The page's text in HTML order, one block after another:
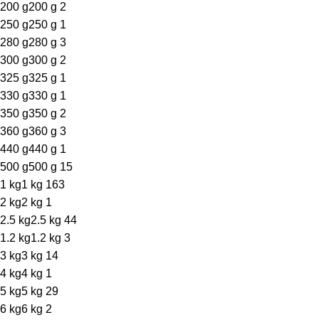
200 g200 g 2
250 g250 g 1
280 g280 g 3
300 g300 g 2
325 g325 g 1
330 g330 g 1
350 g350 g 2
360 g360 g 3
440 g440 g 1
500 g500 g 15
1 kg1 kg 163
2 kg2 kg 1
2.5 kg2.5 kg 44
1.2 kg1.2 kg 3
3 kg3 kg 14
4 kg4 kg 1
5 kg5 kg 29
6 kg6 kg 2